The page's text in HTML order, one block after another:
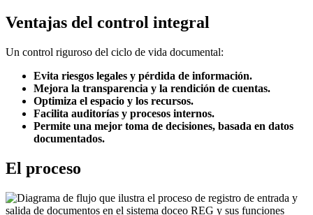
Ventajas del control integral
Un control riguroso del ciclo de vida documental:
Evita riesgos legales y pérdida de información.
Mejora la transparencia y la rendición de cuentas.
Optimiza el espacio y los recursos.
Facilita auditorías y procesos internos.
Permite una mejor toma de decisiones, basada en datos
documentados.
El proceso